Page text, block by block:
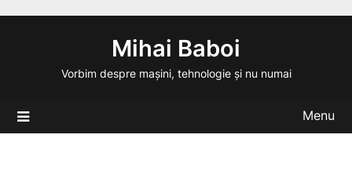
Mihai Baboi
Vorbim despre mașini, tehnologie și nu numai
Menu